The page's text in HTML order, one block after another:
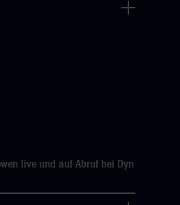
live und auf Abruf bei Dyn